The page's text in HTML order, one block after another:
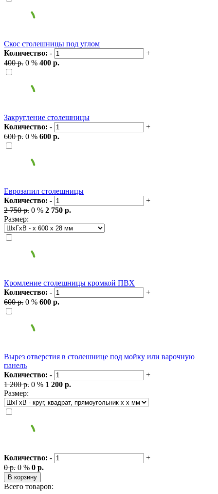
Скос столешницы под углом
Количество: -
+
400 р. 0 % 400 р.
Закругление столешницы
Количество: -
+
600 р. 0 % 600 р.
Еврозапил столешницы
Количество: -
+
2 750 р. 0 % 2 750 р.
Размер:
Кромление столешницы кромкой ПВХ
Количество: -
+
600 р. 0 % 600 р.
Вырез отверстия в столешнице под мойку или варочную
панель
Количество: -
+
1 200 р. 0 % 1 200 р.
Размер:
Количество: -
+
0 р. 0 % 0 р.
В корзину
Всего товаров: